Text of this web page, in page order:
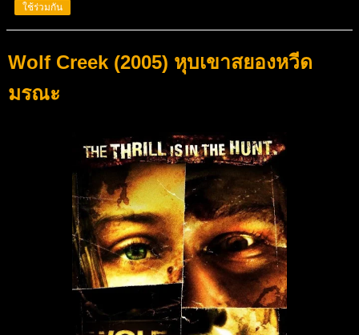
ใช้ร่วมกัน
Wolf Creek (2005) หุบเขาสยองหวีด
มรณะ